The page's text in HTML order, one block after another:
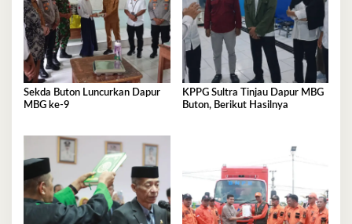
Sekda Buton Luncurkan Dapur
MBG ke-9
KPPG Sultra Tinjau Dapur MBG
Buton, Berikut Hasilnya